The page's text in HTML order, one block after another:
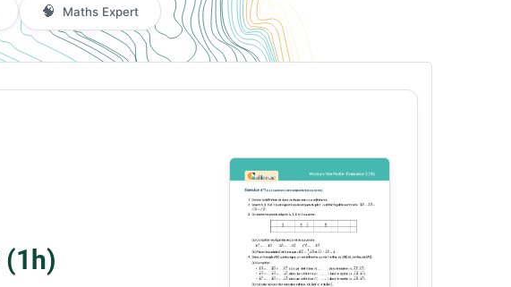
🧠 Maths Expert
(1h)